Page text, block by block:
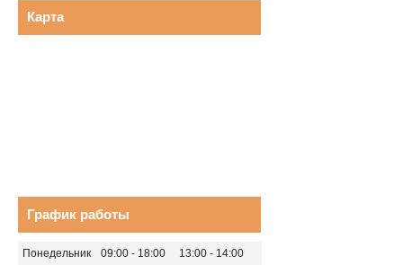
Карта
График работы
Понедельник 09:00 18:00 13:00
14:00